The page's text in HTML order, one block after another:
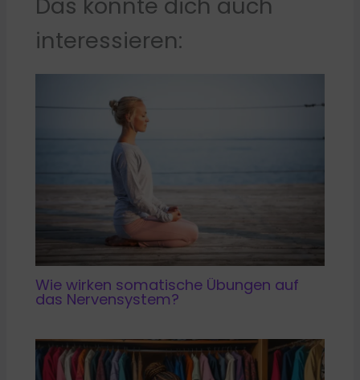
interessieren:
Wie wirken somatische Übungen auf
das Nervensystem?